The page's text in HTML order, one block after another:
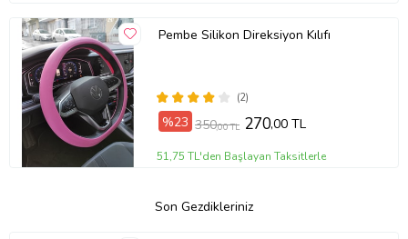
Pembe Silikon Direksiyon Kılıfı
(2)
%23 350,00 TL 270,00 TL
51,75 TL'den Başlayan Taksitlerle
Son Gezdikleriniz